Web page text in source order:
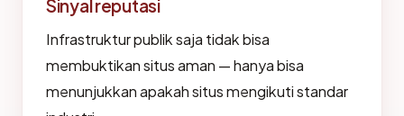
Sinyal reputasi
Infrastruktur publik saja tidak bisa
membuktikan situs aman — hanya bisa
menunjukkan apakah situs mengikuti standar